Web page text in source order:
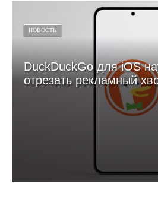
НОВОСТЬ
DuckDuckGo для iOS
отрезать рекламный